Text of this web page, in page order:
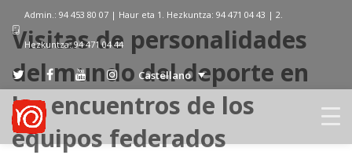
Admin.: 94 453 80 07 | Haur eta 1. Hezkuntza: 94 471 04 43 | 2.
Hezkuntza: 94 471 04 44
Castellano
Visitas de personalidades
del mundo del deporte en
los encuentros de los
equipos federados